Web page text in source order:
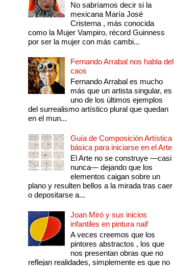
No sabríamos decir si la
mexicana María José
Cristerna , más conocida
como la Mujer Vampiro, récord Guinness
por ser la mujer con más cambi...
Fernando Arrabal nos habla del
caos
Fernando Arrabal es mucho
más que un artista singular, es
uno de los últimos ejemplos
del surrealismo artístico plural que quedan
en el mun...
Guía de Composición Artística
básica para iniciarse en el Arte
El Arte no se construye —casi
nunca— dejando que los
elementos caigan sobre un
plano y resulten bellos a la mirada tras caer
o depositarse a...
Joan Miró y sus inicios
infantiles en pintura naif
A veces creemos que los
pintores abstractos , los que
nos presentan obras que no
reflejan realidades, simplemente es que no